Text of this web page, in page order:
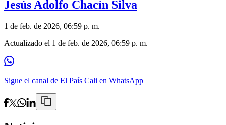
Jesús Adolfo Chacín Silva
1 de feb. de 2026, 06:59 p. m.
Actualizado el 1 de feb. de 2026, 06:59 p. m.
Sigue el canal de El País Cali en WhatsApp